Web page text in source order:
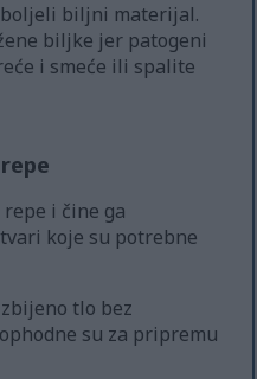
biljni materijal.
biljke jer patogeni
i smeće ili spalite
i čine ga
koje su potrebne
tlo bez
su za pripremu